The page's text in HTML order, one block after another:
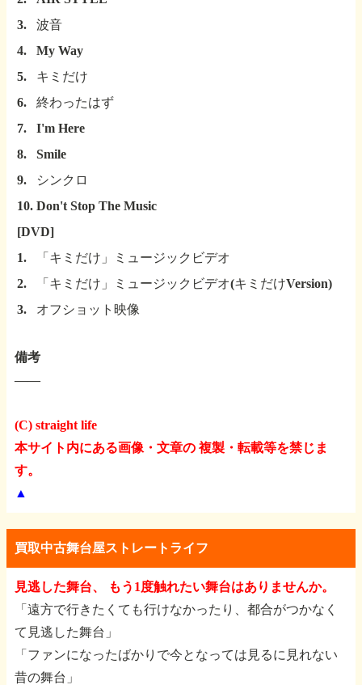
3.
波音
4.
My Way
5.
キミだけ
6.
終わったはず
7.
I'm Here
8.
Smile
9.
シンクロ
10. Don't Stop The Music
[DVD]
1.
「キミだけ」ミュージックビデオ
2.
「キミだけ」ミュージックビデオ(キミだけVersion)
3.
オフショット映像
備考
――
(C) straight life
本サイト内にある画像・文章の 複製・転載等を禁じま
す。
▲
買取中古舞台屋ストレートライフ
見逃した舞台、 もう1度触れたい舞台はありませんか。
「遠方で行きたくても行けなかったり、都合がつかなく
て見逃した舞台」
「ファンになったばかりで今となっては見るに見れない
昔の舞台」